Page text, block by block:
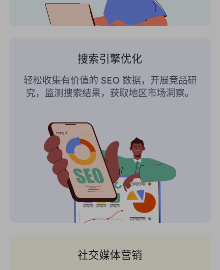
搜索引擎优化
轻松收集有价值的 SEO 数据，开展竞品研
究，监测搜索结果，获取地区市场洞察。
社交媒体营销